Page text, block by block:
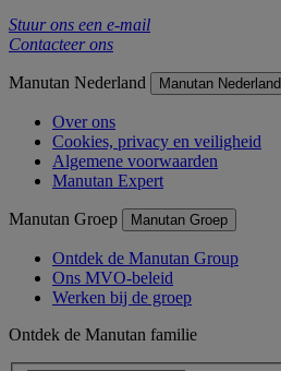
Stuur ons een e-mail
Contacteer ons
Manutan Nederland Manutan Nederland
Over ons
Cookies, privacy en veiligheid
Algemene voorwaarden
Manutan Expert
Manutan Groep Manutan Groep
Ontdek de Manutan Group
Ons MVO-beleid
Werken bij de groep
Ontdek de Manutan familie